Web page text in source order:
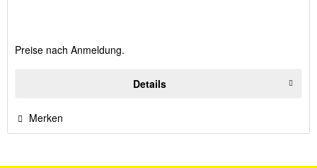
Preise nach Anmeldung.
Details
Merken